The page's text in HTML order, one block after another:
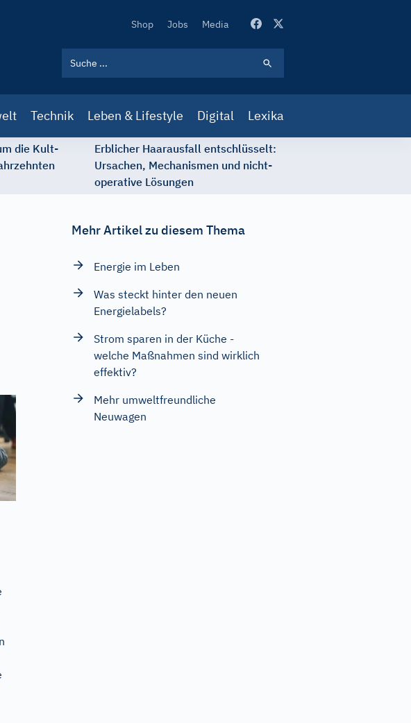
Secondary
Shop Jobs Media
Technik Leben & Lifestyle Digital Lexika
die Kult-
Erblicher Haarausfall entschlüsselt:
Ursachen, Mechanismen und nicht-
operative Lösungen
Mehr Artikel zu diesem Thema
Energie im Leben
Was steckt hinter den neuen
Energielabels?
Strom sparen in der Küche -
welche Maßnahmen sind wirklich
effektiv?
Mehr umweltfreundliche
Neuwagen